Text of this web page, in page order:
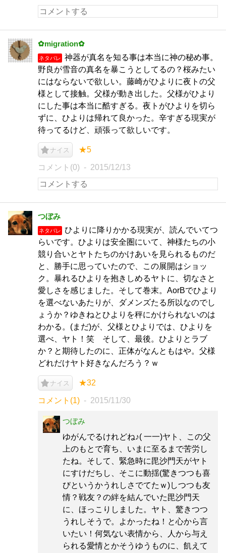
✿migration✿
ネタバレ
神器が真名を知る事は本当に神の秘め事。
野良が雪音の真名を暴こうとしてるの？桜みたい
にはならないで欲しい。藤崎がひよりに夜トの父
様として接触。父様が動き出した。父様がひより
にした事は本当に酷すぎる。夜トがひよりを切ら
ずに、ひよりは帰れて良かった。辛すぎる現実が
待ってるけど、頑張って欲しいです。
ナイス ★5
コメント(0) 2015/12/13
つぼみ
ネタバレ
ひよりに降りかかる現実が、読んでいてつ
らいです。ひよりは安全圏にいて、神様たちの小
競り合いとヤトたちのかけあいを見られるものだ
と、勝手に思っていたので、この展開はショッ
ク。暴れるひよりを抱きしめるヤトに、切なさと
愛しさを感じました。そして巻末。AorBでひより
を選べないあたりが、ダメンズたる所以なのでし
ょうか？ゆきねとひよりを秤にかけられないのは
わかる。(まだ)が、父様とひよりでは、ひよりを
選べ、ヤト！笑 そして、最後。ひよりとラブ
か？と期待したのに、正体がなんともはや。父様
どれだけヤト好きなんだろう？ｗ
ナイス ★32
コメント(1) 2015/11/30
つぼみ
ゆがんでるけれどね♪( 一一)ヤト、この父
上のもとで育ち、いまに至るまで苦労し
たね。そして、緊急時に毘沙門天がヤト
にすけだちし、そこに動揺(驚きつつも喜
びというかうれしさでてたｗ)しつつも友
情？戦友？の絆を結んでいた毘沙門天
に、ほっこりしました。ヤト、驚きつつ
うれしそうで。よかったね！と心から言
いたい！何気ない表情から、人から与え
られる愛情とかそうゆうものに、飢えて